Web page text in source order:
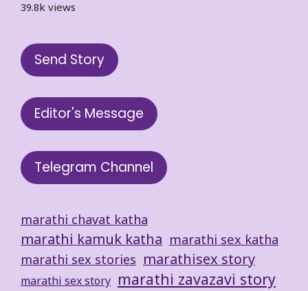
39.8k views
Send Story
Editor's Message
Telegram Channel
marathi chavat katha
marathi kamuk katha marathi sex katha
marathi sex stories marathisex story
marathi sex story marathi zavazavi story